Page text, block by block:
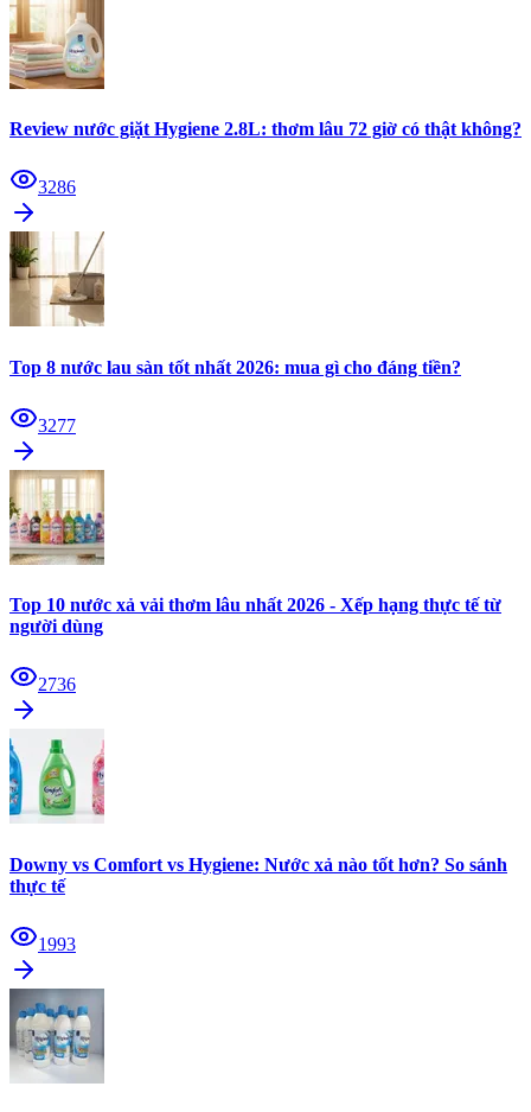
Review nước giặt Hygiene 2.8L: thơm lâu 72 giờ có thật không?
3286
Top 8 nước lau sàn tốt nhất 2026: mua gì cho đáng tiền?
3277
Top 10 nước xả vải thơm lâu nhất 2026 - Xếp hạng thực tế từ
người dùng
2736
Downy vs Comfort vs Hygiene: Nước xả nào tốt hơn? So sánh
thực tế
1993